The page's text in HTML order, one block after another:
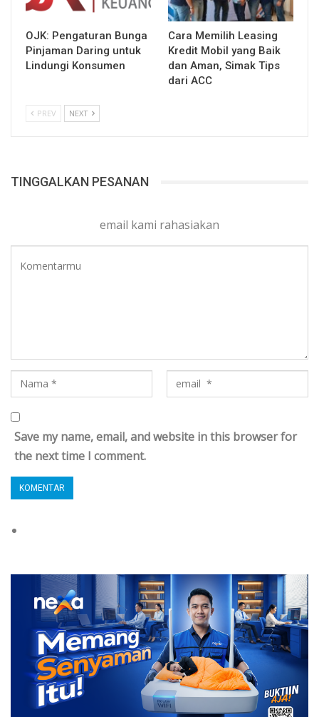
OJK: Pengaturan Bunga
Pinjaman Daring untuk
Lindungi Konsumen
Cara Memilih Leasing
Kredit Mobil yang Baik
dan Aman, Simak Tips
dari ACC
PREV NEXT
TINGGALKAN PESANAN
email kami rahasiakan
Save my name, email, and website in this browser for
the next time I comment.